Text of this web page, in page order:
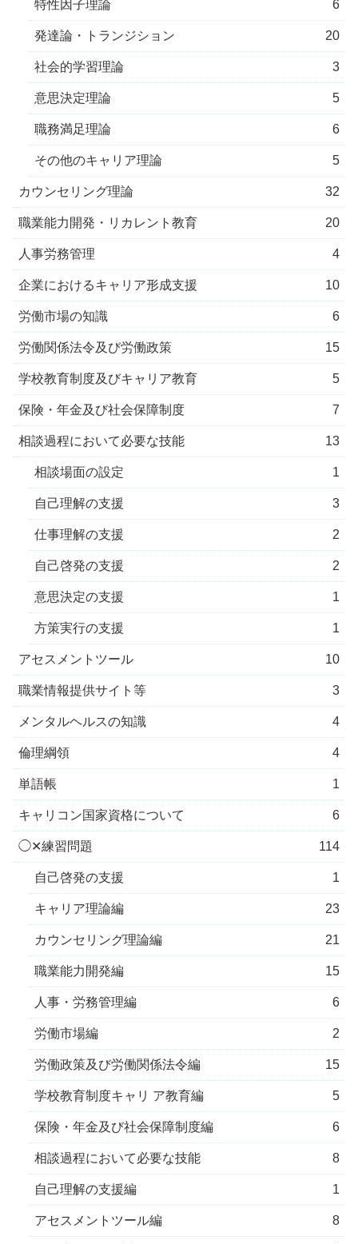
特性因子理論 6
発達論・トランジション 20
社会的学習理論 3
意思決定理論 5
職務満足理論 6
その他のキャリア理論 5
カウンセリング理論 32
職業能力開発・リカレント教育 20
人事労務管理 4
企業におけるキャリア形成支援 10
労働市場の知識 6
労働関係法令及び労働政策 15
学校教育制度及びキャリア教育 5
保険・年金及び社会保障制度 7
相談過程において必要な技能 13
相談場面の設定 1
自己理解の支援 3
仕事理解の支援 2
自己啓発の支援 2
意思決定の支援 1
方策実行の支援 1
アセスメントツール 10
職業情報提供サイト等 3
メンタルヘルスの知識 4
倫理綱領 4
単語帳 1
キャリコン国家資格について 6
◯✕練習問題 114
自己啓発の支援 1
キャリア理論編 23
カウンセリング理論編 21
職業能力開発編 15
人事・労務管理編 6
労働市場編 2
労働政策及び労働関係法令編 15
学校教育制度キャリ ア教育編 5
保険・年金及び社会保障制度編 6
相談過程において必要な技能 8
自己理解の支援編 1
アセスメントツール編 8